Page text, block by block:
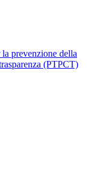
prevenzione della
(PTPCT)